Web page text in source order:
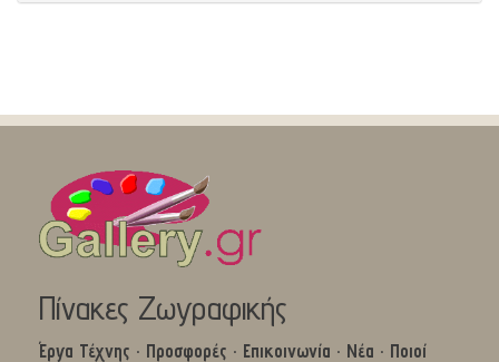
Πίνακες Ζωγραφικής
Έργα Τέχνης · Προσφορές · Επικοινωνία · Νέα · Ποιοί